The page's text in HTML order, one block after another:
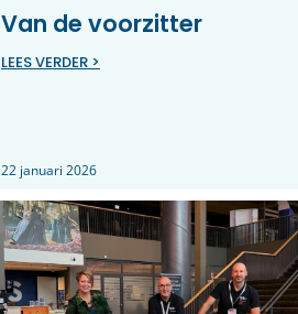
Van de voorzitter
LEES VERDER >
22 januari 2026